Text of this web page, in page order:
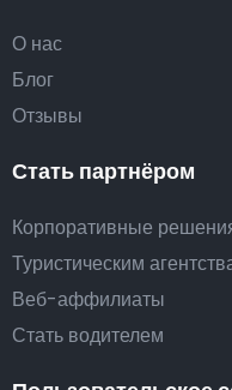
О нас
Блог
Отзывы
Стать партнёром
Корпоративные
Туристическим
Веб-аффилиаты
Стать водителем